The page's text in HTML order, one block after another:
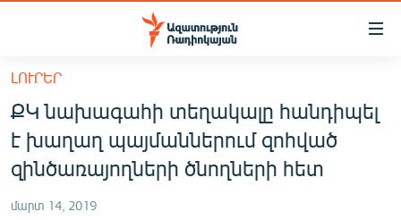
Մատչելիության
հիմնական
բովանդակությանը
Անցնել
հիմնական
մենյուին
ՀԱՅԱՍՏԱՆ
ՔԱՂԱՔԱԿԱՆ
ԼՈՒՐԵՐ
ՔԿ նախագահի տեղակալը հանդիպել
է խաղաղ պայմաններում զոհված
զինծառայողների ծնողների հետ
մարտ 14, 2019